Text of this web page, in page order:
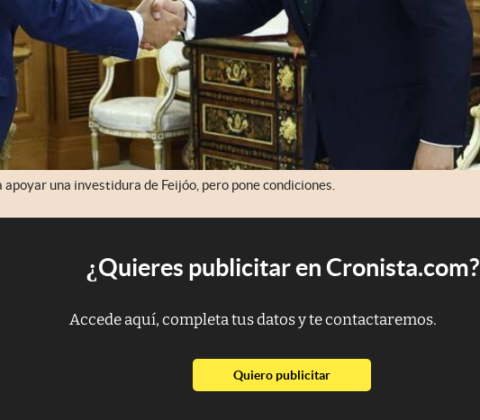
una investidura de Feijóo, pero pone condiciones.
¿Quieres publicitar en Cronista.com?
Accede aquí, completa tus datos y te contactaremos.
Quiero publicitarabre en nueva pestaña